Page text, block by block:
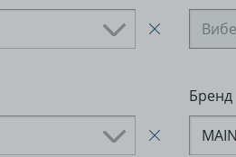
Бренд